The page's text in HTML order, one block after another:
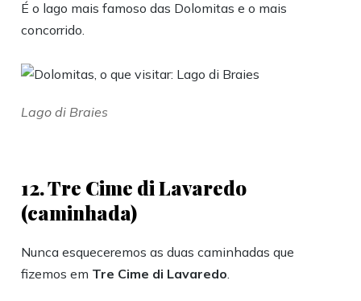
É o lago mais famoso das Dolomitas e o mais
concorrido.
Lago di Braies
12. Tre Cime di Lavaredo
(caminhada)
Nunca esqueceremos as duas caminhadas que
fizemos em Tre Cime di Lavaredo.